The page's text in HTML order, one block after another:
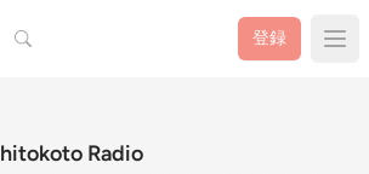
検索 登録
hitokoto Radio